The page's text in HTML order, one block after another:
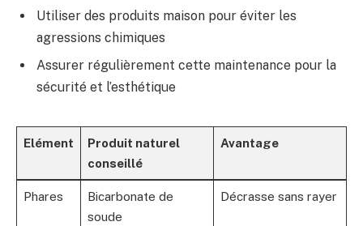
Utiliser des produits maison pour éviter les
agressions chimiques
Assurer régulièrement cette maintenance pour la
sécurité et l’esthétique
Elément
Produit naturel
conseillé
Avantage
Phares
Bicarbonate de
soude
Décrasse sans rayer